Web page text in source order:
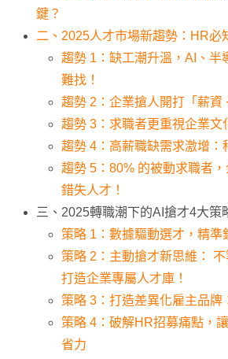
鍵？
二、2025人才市場新趨勢：HR必
趨勢 1：缺工潮升溫，AI、半
難找！
趨勢 2：企業搶人開打「薪資
趨勢 3：求職者更重視企業文
趨勢 4：高薪職缺需求激增：
趨勢 5：80% 的被動求職者
錯失人才！
三、2025轉職潮下的AI搶才4大策
策略 1：數據驅動選才，精準
策略 2：主動搶才新思維：
打造企業專屬人才庫！
策略 3：打造差異化雇主品牌
策略 4：破解HR招募痛點，
省力